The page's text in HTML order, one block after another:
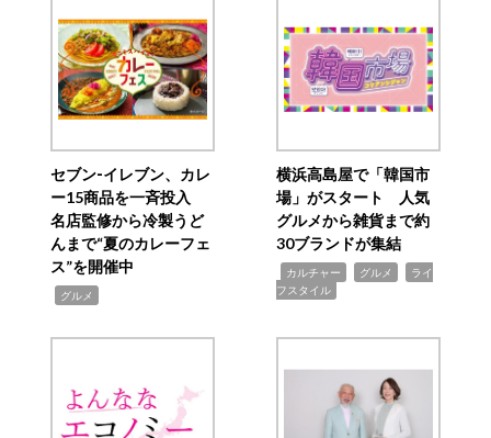
セブン‐イレブン、カレ
ー15商品を一斉投入
名店監修から冷製うど
んまで“夏のカレーフェ
ス”を開催中
グルメ
横浜高島屋で「韓国市
場」がスタート 人気
グルメから雑貨まで約
30ブランドが集結
カルチャー グルメ
ライ
フスタイル